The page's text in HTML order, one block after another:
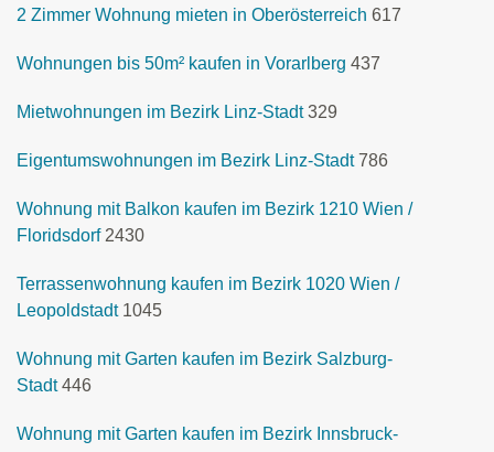
2 Zimmer Wohnung mieten in Oberösterreich 617
Wohnungen bis 50m² kaufen in Vorarlberg 437
Mietwohnungen im Bezirk Linz-Stadt 329
Eigentumswohnungen im Bezirk Linz-Stadt 786
Wohnung mit Balkon kaufen im Bezirk 1210 Wien /
Floridsdorf 2430
Terrassenwohnung kaufen im Bezirk 1020 Wien /
Leopoldstadt 1045
Wohnung mit Garten kaufen im Bezirk Salzburg-
Stadt 446
Wohnung mit Garten kaufen im Bezirk Innsbruck-